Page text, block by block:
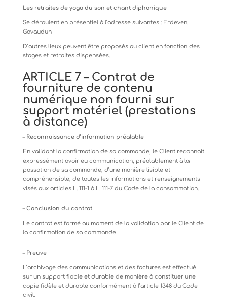
Les retraites de yoga du son et chantdiphonique
Se déroulent en présentiel à l’adresse suivantes : Erdeven,
Gavaudun
D’autres lieux peuvent être proposés au client en fonction des
stages et retraites dispensées.
ARTICLE 7 – Contrat de
fourniture de contenu
numérique non fourni sur
support matériel (prestations
à distance)
– Reconnaissance d’information préalable
En validant la confirmation de sa commande, le Client reconnait
expressément avoir eu communication, préalablement à la
passation de sa commande, d’une manière lisible et
compréhensible, de toutes les informations et renseignements
visés aux articles L. 111-1 à L. 111-7 du Code de la consommation.
– Conclusion du contrat
Le contrat est formé au moment de la validation par le Client de
la confirmation de sa commande.
–Preuve
L’archivage des communications et des factures est effectué
sur un support fiable et durable de manière à constituer une
copie fidèle et durable conformément à l’article 1348 du Code
civil.